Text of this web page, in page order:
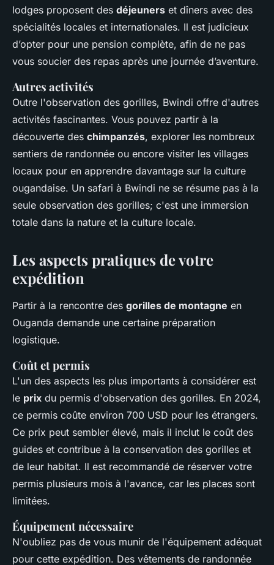
lodges proposent des déjeuners et dîners avec des
spécialités locales et internationales. Il est judicieux
d’opter pour une pension complète, afin de ne pas
vous soucier des repas après une journée d’aventure.
Autres activités
Outre l'observation des gorilles, Bwindi offre d'autres
activités fascinantes. Vous pouvez partir à la
découverte des chimpanzés, explorer les nombreux
sentiers de randonnée ou encore visiter les villages
locaux pour en apprendre davantage sur la culture
ougandaise. Un safari à Bwindi ne se résume pas à la
seule observation des gorilles; c'est une immersion
totale dans la nature et la culture locale.
Les aspects pratiques de votre
expédition
Partir à la rencontre des gorilles de montagne en
Ouganda demande une certaine préparation
logistique.
Coût et permis
L'un des aspects les plus importants à considérer est
le prix du permis d'observation des gorilles. En 2024,
ce permis coûte environ 700 USD pour les étrangers.
Ce prix peut sembler élevé, mais il inclut le coût des
guides et contribue à la conservation des gorilles et
de leur habitat. Il est recommandé de réserver votre
permis plusieurs mois à l'avance, car les places sont
limitées.
Équipement nécessaire
N'oubliez pas de vous munir de l'équipement adéquat
pour cette expédition. Des vêtements de randonnée